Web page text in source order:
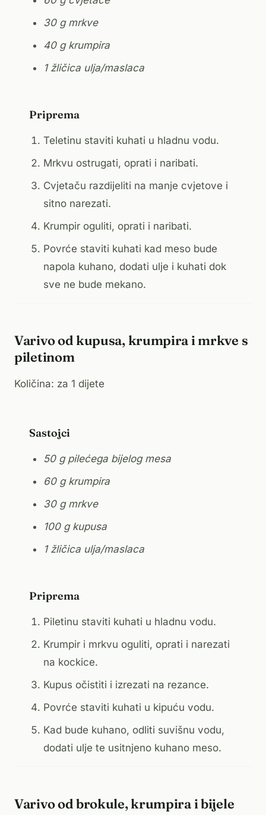
30 g mrkve
40 g krumpira
1 žličica ulja/maslaca
Priprema
Teletinu staviti kuhati u hladnu vodu.
Mrkvu ostrugati, oprati i naribati.
Cvjetaču razdijeliti na manje cvjetove i
sitno narezati.
Krumpir oguliti, oprati i naribati.
Povrće staviti kuhati kad meso bude
napola kuhano, dodati ulje i kuhati dok
sve ne bude mekano.
Varivo od kupusa, krumpira i mrkve s
piletinom
Količina: za 1 dijete
Sastojci
50 g pilećega bijelog mesa
60 g krumpira
30 g mrkve
100 g kupusa
1 žličica ulja/maslaca
Priprema
Piletinu staviti kuhati u hladnu vodu.
Krumpir i mrkvu oguliti, oprati i narezati
na kockice.
Kupus očistiti i izrezati na rezance.
Povrće staviti kuhati u kipuću vodu.
Kad bude kuhano, odliti suvišnu vodu,
dodati ulje te usitnjeno kuhano meso.
Varivo od brokule, krumpira i bijele